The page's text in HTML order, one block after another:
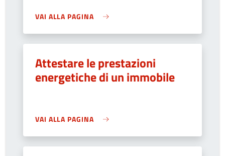
VAI ALLA PAGINA
Attestare le prestazioni
energetiche di un immobile
VAI ALLA PAGINA